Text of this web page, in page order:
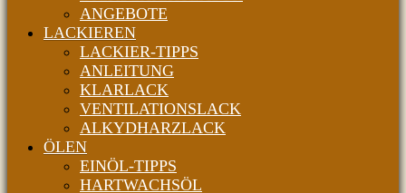
ANGEBOTE
LACKIEREN
LACKIER-TIPPS
ANLEITUNG
KLARLACK
VENTILATIONSLACK
ALKYDHARZLACK
ÖLEN
EINÖL-TIPPS
HARTWACHSÖL